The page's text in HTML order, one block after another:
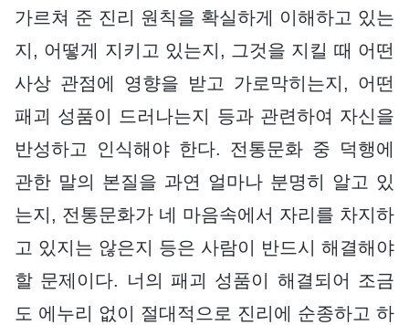
가르쳐 준 진리 원칙을 확실하게 이해하고 있는
지, 어떻게 지키고 있는지, 그것을 지킬 때 어떤
사상 관점에 영향을 받고 가로막히는지, 어떤
패괴 성품이 드러나는지 등과 관련하여 자신을
반성하고 인식해야 한다. 전통문화 중 덕행에
관한 말의 본질을 과연 얼마나 분명히 알고 있
는지, 전통문화가 네 마음속에서 자리를 차지하
고 있지는 않은지 등은 사람이 반드시 해결해야
할 문제이다. 너의 패괴 성품이 해결되어 조금
도 에누리 없이 절대적으로 진리에 순종하고 하